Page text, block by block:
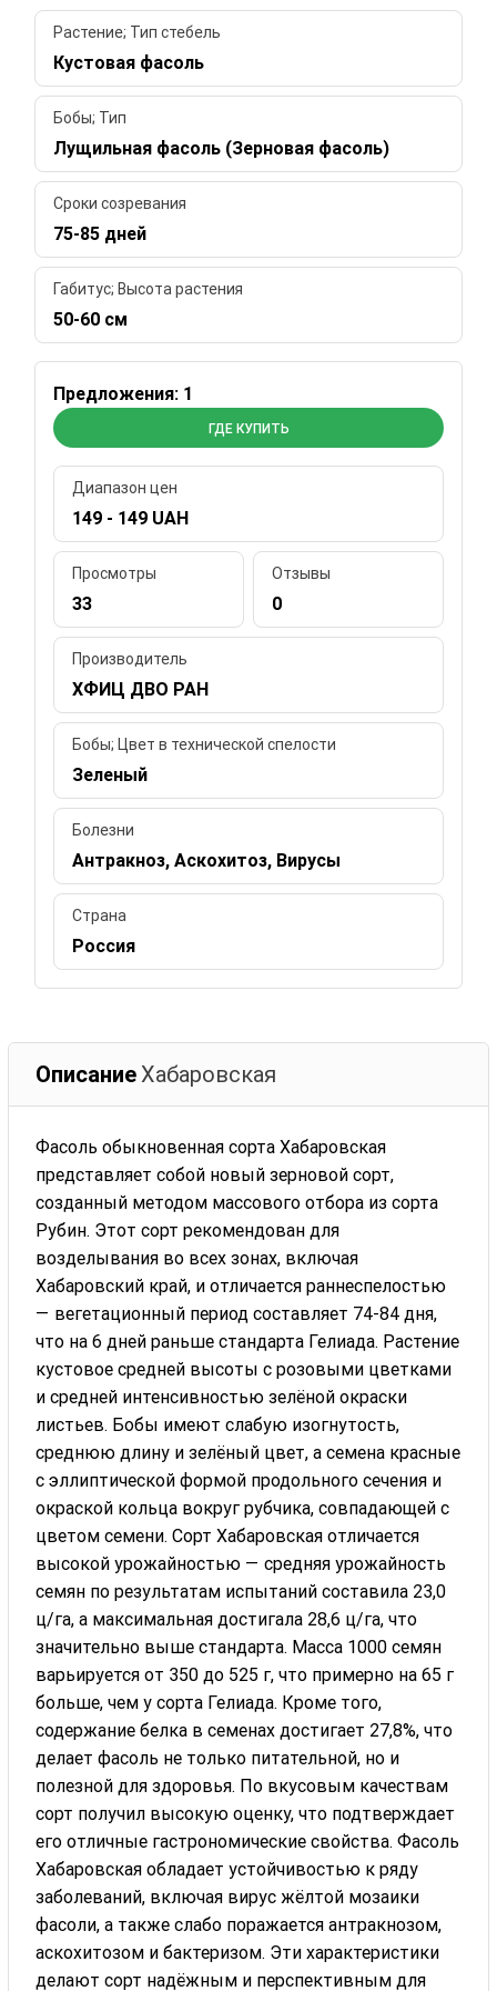
Растение; Тип стебель
Кустовая фасоль
Бобы; Тип
Лущильная фасоль (Зерновая фасоль)
Сроки созревания
75-85 дней
Габитус; Высота растения
50-60 см
Предложения: 1
ГДЕ КУПИТЬ
Диапазон цен
149 - 149 UAH
Просмотры
33
Отзывы
0
Производитель
ХФИЦ ДВО РАН
Бобы; Цвет в технической спелости
Зеленый
Болезни
Антракноз, Аскохитоз, Вирусы
Страна
Россия
ОписаниеХабаровская
Фасоль обыкновенная сорта Хабаровская
представляет собой новый зерновой сорт,
созданный методом массового отбора из сорта
Рубин. Этот сорт рекомендован для
возделывания во всех зонах, включая
Хабаровский край, и отличается раннеспелостью
— вегетационный период составляет 74-84 дня,
что на 6 дней раньше стандарта Гелиада. Растение
кустовое средней высоты с розовыми цветками
и средней интенсивностью зелёной окраски
листьев. Бобы имеют слабую изогнутость,
среднюю длину и зелёный цвет, а семена красные
с эллиптической формой продольного сечения и
окраской кольца вокруг рубчика, совпадающей с
цветом семени. Сорт Хабаровская отличается
высокой урожайностью — средняя урожайность
семян по результатам испытаний составила 23,0
ц/га, а максимальная достигала 28,6 ц/га, что
значительно выше стандарта. Масса 1000 семян
варьируется от 350 до 525 г, что примерно на 65 г
больше, чем у сорта Гелиада. Кроме того,
содержание белка в семенах достигает 27,8%, что
делает фасоль не только питательной, но и
полезной для здоровья. По вкусовым качествам
сорт получил высокую оценку, что подтверждает
его отличные гастрономические свойства. Фасоль
Хабаровская обладает устойчивостью к ряду
заболеваний, включая вирус жёлтой мозаики
фасоли, а также слабо поражается антракнозом,
аскохитозом и бактеризом. Эти характеристики
делают сорт надёжным и перспективным для